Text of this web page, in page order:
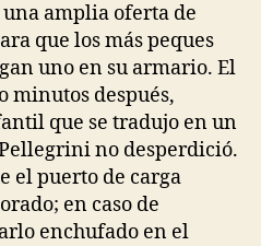
amplia oferta de
que los más peques
uno en su armario. El
minutos después,
que se tradujo en un
no desperdició.
el puerto de carga
en caso de
enchufado en el